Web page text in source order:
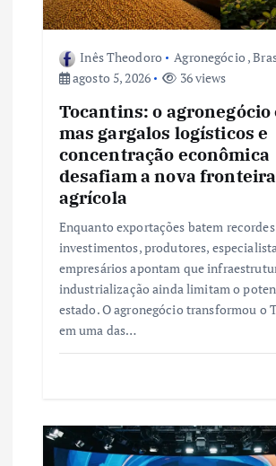
s
Inês Theodoro Agronegócio ,
agosto 5, 2026
36 views
Tocantins: o agronegócio
mas gargalos logísticos e
concentração econômica
desafiam a nova fronteira
agrícola
Enquanto exportações batem
investimentos, produtores,
empresários apontam que
industrialização ainda limitam o
estado. O agronegócio transformou o
em uma das…